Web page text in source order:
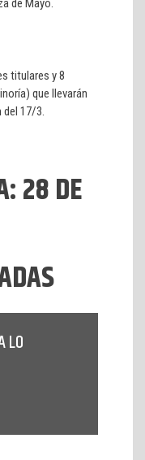
de Mayo.
titulares y 8
que llevarán
del 17/3.
28 DE
LO